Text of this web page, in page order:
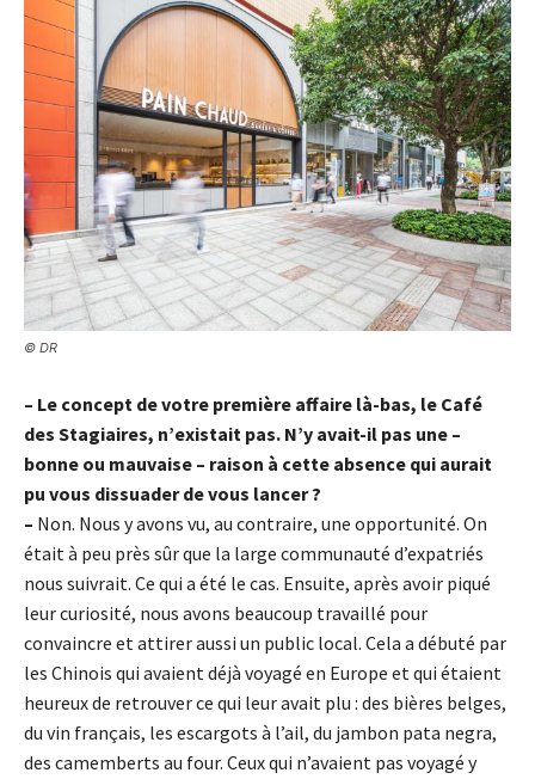
© DR
– Le concept de votre première affaire là-bas, le Café
des Stagiaires, n’existait pas. N’y avait-il pas une –
bonne ou mauvaise – raison à cette absence qui aurait
pu vous dissuader de vous lancer ?
– Non. Nous y avons vu, au contraire, une opportunité. On
était à peu près sûr que la large communauté d’expatriés
nous suivrait. Ce qui a été le cas. Ensuite, après avoir piqué
leur curiosité, nous avons beaucoup travaillé pour
convaincre et attirer aussi un public local. Cela a débuté par
les Chinois qui avaient déjà voyagé en Europe et qui étaient
heureux de retrouver ce qui leur avait plu : des bières belges,
du vin français, les escargots à l’ail, du jambon pata negra,
des camemberts au four. Ceux qui n’avaient pas voyagé y